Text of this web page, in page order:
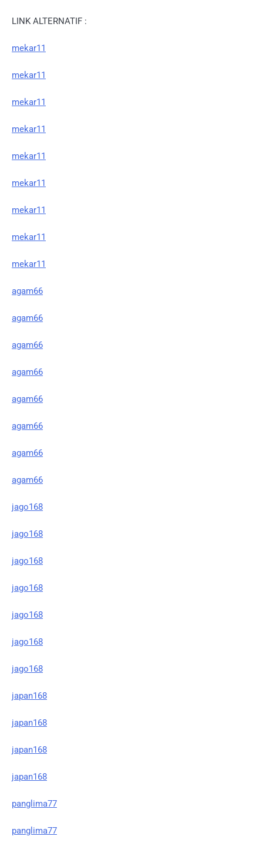
LINK ALTERNATIF :
mekar11
mekar11
mekar11
mekar11
mekar11
mekar11
mekar11
mekar11
mekar11
agam66
agam66
agam66
agam66
agam66
agam66
agam66
agam66
jago168
jago168
jago168
jago168
jago168
jago168
jago168
japan168
japan168
japan168
japan168
panglima77
panglima77